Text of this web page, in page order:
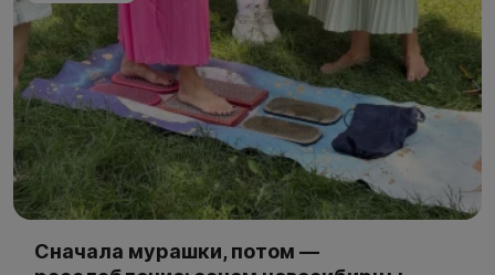
Сначала мурашки, потом —